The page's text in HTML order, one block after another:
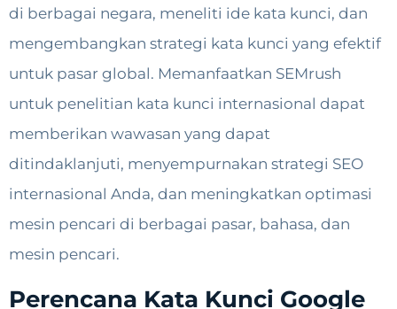
di berbagai negara, meneliti ide kata kunci, dan
mengembangkan strategi kata kunci yang efektif
untuk pasar global. Memanfaatkan SEMrush
untuk penelitian kata kunci internasional dapat
memberikan wawasan yang dapat
ditindaklanjuti, menyempurnakan strategi SEO
internasional Anda, dan meningkatkan optimasi
mesin pencari di berbagai pasar, bahasa, dan
mesin pencari.
Perencana Kata Kunci Google